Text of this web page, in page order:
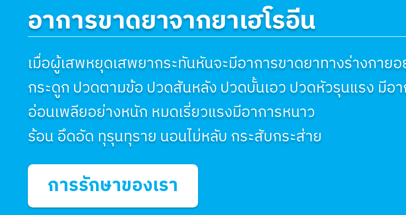
อาการขาดยาจากยาเฮโรอีน
เมื่อผู้เสพหยุดเสพยากระทันหันจะมีอาการขาดยาทางร่างกาย
กระดูก ปวดตามข้อ ปวดสันหลัง ปวดบั้นเอว ปวดหัวรุนแรง มีอ
อ่อนเพลียอย่างหนัก หมดเรี่ยวแรงมีอาการหนาว
ร้อน อึดอัด ทุรุนทุราย นอนไม่หลับ กระสับกระส่าย
การรักษาของเรา